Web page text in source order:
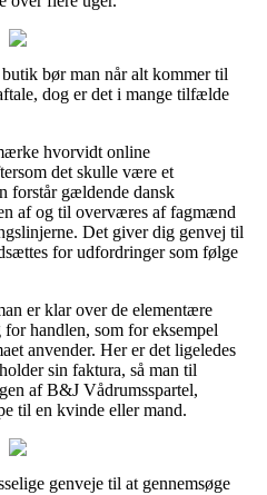
bør man når alt kommer til
dog er det i mange tilfælde
hvorvidt online
det skulle være et
forstår gældende dansk
af og til overværes af fagmænd
Det giver dig genvej til
for udfordringer som følge
er klar over de elementære
handlen, som for eksempel
anvender. Her er det ligeledes
sin faktura, så man til
af B&J Vådrumsspartel,
til en kvinde eller mand.
genveje til at gennemsøge